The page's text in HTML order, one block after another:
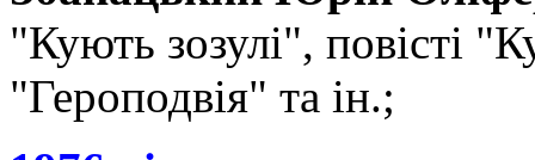
"Кують зозулі", повісті
"Героподвія" та ін.;